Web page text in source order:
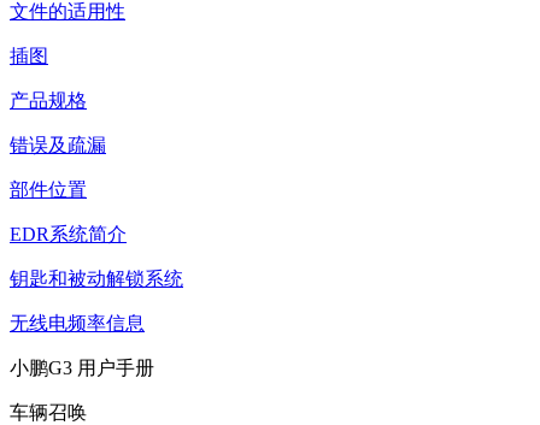
文件的适用性
插图
产品规格
错误及疏漏
部件位置
EDR系统简介
钥匙和被动解锁系统
无线电频率信息
小鹏G3 用户手册
车辆召唤